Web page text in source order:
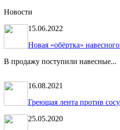
Новости
15.06.2022
Новая «обёртка» навесного
В продажу поступили навесные...
16.08.2021
Греющая лента против
25.05.2020